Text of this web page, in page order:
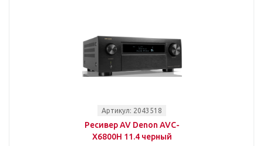
Артикул: 2043518
Ресивер AV Denon AVC-
X6800H 11.4 черный